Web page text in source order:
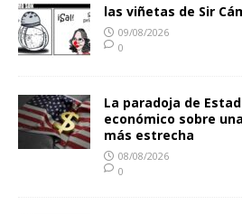
las viñetas de Sir
09/08/2026
0
La paradoja de
económico sobre
más estrecha
08/08/2026
0